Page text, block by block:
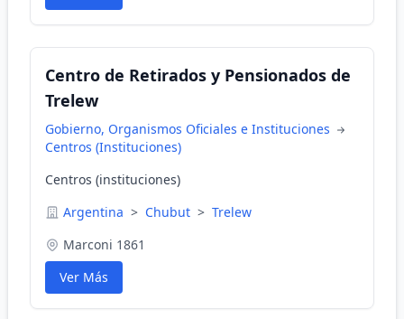
Centro de Retirados y Pensionados de
Trelew
Gobierno, Organismos Oficiales e Instituciones
Centros (Instituciones)
Centros (instituciones)
Argentina > Chubut > Trelew
Marconi 1861
Ver Más